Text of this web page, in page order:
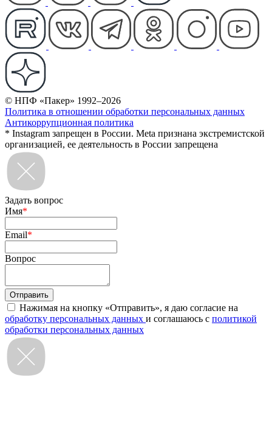
© НПФ «Пакер» 1992–2026
Политика в отношении обработки персональных данных
Антикоррупционная политика
* Instagram запрещен в России. Meta признана экстремистской
организацией, ее деятельность в России запрещена
Задать вопрос
Имя*
Email*
Вопрос
Нажимая на кнопку «Отправить», я даю согласие на
обработку персональных данных и соглашаюсь с политикой
обработки персональных данных